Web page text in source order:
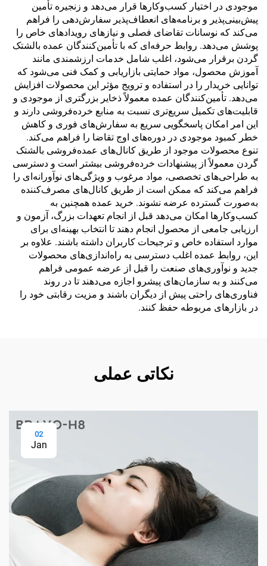
موجودی در اختیار کسب‌وکارها قرار می‌دهد و زنجیره تأمین
پیش‌بینی‌پذیر و برنامه‌های انعطاف‌پذیر سفارش‌دهی را فراهم
می‌کند که نوسانات تقاضای فصلی و نیازهای رویدادهای خاص را
پوشش می‌دهد. روابط حرفه‌ای که با تأمین‌کنندگان عمده بالشتک
گردن برقرار می‌شود، اغلب شامل خدمات ارزشمندی مانند
آموزش محصول، مواد حمایتی بازاریابی و کمک فنی می‌شود که
توانایی خریدار را در استفاده و ترویج مؤثر این محصولات افزایش
می‌دهد. تأمین‌کنندگان عمده معمولاً ذخایر بزرگتری از موجودی و
قابلیت‌های تکمیل سریع‌تری نسبت به منابع خرده‌فروشی دارند و
این امر امکان پاسخگویی سریع به سفارش‌های فوری و کاهش
خطر کمبود موجودی در دوره‌های اوج تقاضا را فراهم می‌کند.
تنوع محصولات موجود از طریق کانال‌های عمده‌فروشی بالشتک
گردن معمولاً از پیشنهادات خرده‌فروشی بیشتر است و دسترسی
به طراحی‌های تخصصی، مواد مرغوب و ویژگی‌های نوآورانه‌ای را
فراهم می‌کند که ممکن است از طریق کانال‌های مصرف‌کننده
به‌صورت گسترده عرضه نشوند. خرید عمده همچنین به
کسب‌وکارها امکان می‌دهد قبل از انجام تعهدات بزرگ، آزمون و
ارزیابی جامعی از محصول انجام دهند تا انتخاب بهینه‌ای برای
موارد استفاده خاص و ترجیحات کاربران داشته باشند. علاوه بر
این، روابط عمده اغلب دسترسی به راه‌اندازی‌های محصولات
جدید و نوآوری‌های صنعت را قبل از عرضه عمومی فراهم
می‌کنند و به سازمان‌های پیشرو اجازه می‌دهند تا در روند
فناوری‌های راحتی پیش از دیگران باشند و مزیت رقابتی خود را
در بازارهای مربوطه حفظ کنند.
نکاتی عملی
02
Jan